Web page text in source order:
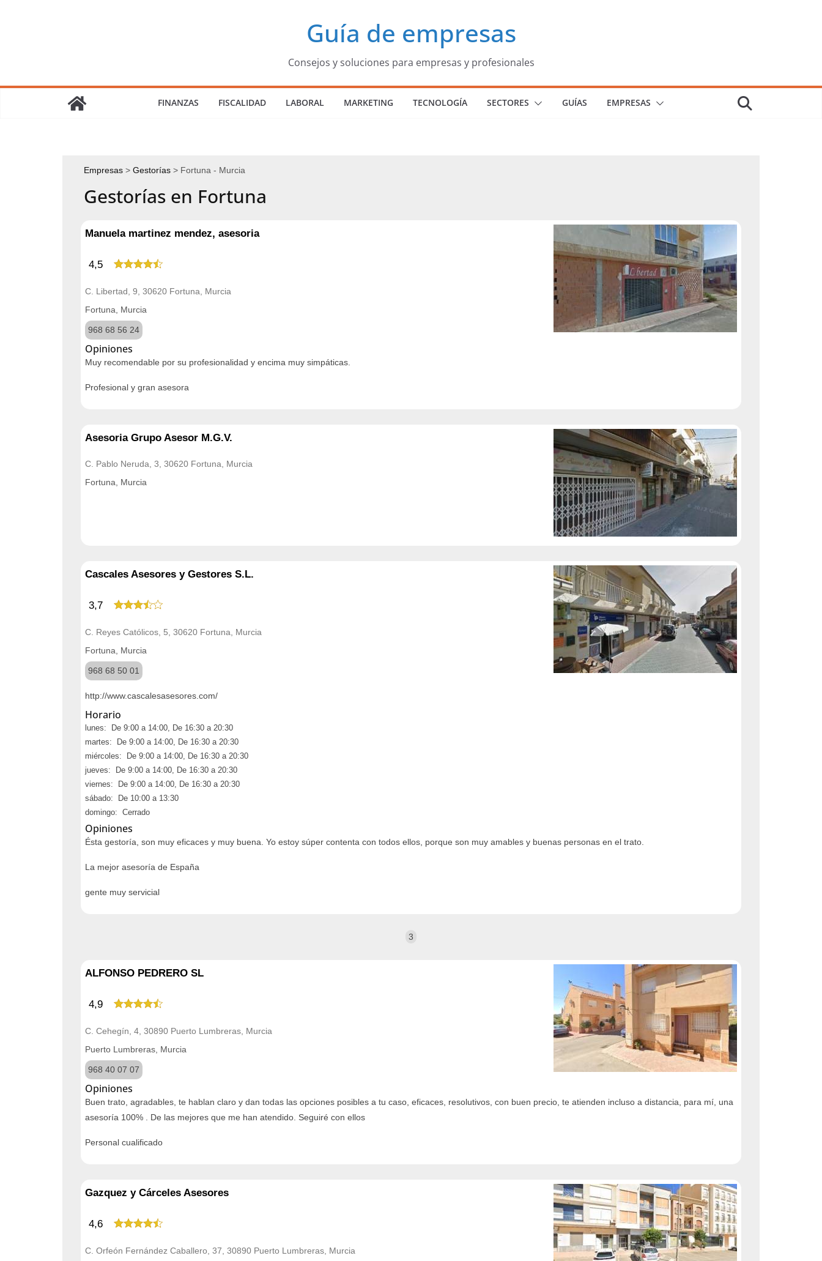
Guía de empresas
Consejos y soluciones para empresas y profesionales
FINANZAS FISCALIDAD LABORAL MARKETING TECNOLOGÍA SECTORES GUÍAS EMPRESAS
Empresas Gestorías Fortuna - Murcia
Gestorías en Fortuna
Manuela martinez mendez, asesoria
4,5
C. Libertad, 9, 30620 Fortuna, Murcia
Fortuna, Murcia
968 68 56 24
Opiniones
Muy recomendable por su profesionalidad y encima muy simpáticas.
Profesional y gran asesora
Asesoria Grupo Asesor M.G.V.
C. Pablo Neruda, 3, 30620 Fortuna, Murcia
Fortuna, Murcia
Cascales Asesores y Gestores S.L.
3,7
C. Reyes Católicos, 5, 30620 Fortuna, Murcia
Fortuna, Murcia
968 68 50 01
http://www.cascalesasesores.com/
Horario
lunes: De 9:00 a 14:00, De 16:30 a 20:30
martes: De 9:00 a 14:00, De 16:30 a 20:30
miércoles: De 9:00 a 14:00, De 16:30 a 20:30
jueves: De 9:00 a 14:00, De 16:30 a 20:30
viernes: De 9:00 a 14:00, De 16:30 a 20:30
sábado: De 10:00 a 13:30
domingo: Cerrado
Opiniones
Ésta gestoría, son muy eficaces y muy buena. Yo estoy súper contenta con todos ellos, porque son muy amables y buenas personas en el trato.
La mejor asesoría de España
gente muy servicial
3
ALFONSO PEDRERO SL
4,9
C. Cehegín, 4, 30890 Puerto Lumbreras, Murcia
Puerto Lumbreras, Murcia
968 40 07 07
Opiniones
Buen trato, agradables, te hablan claro y dan todas las opciones posibles a tu caso, eficaces, resolutivos, con buen precio, te atienden incluso a distancia, para mí, una
asesoría 100% . De las mejores que me han atendido. Seguiré con ellos
Personal cualificado
Gazquez y Cárceles Asesores
4,6
C. Orfeón Fernández Caballero, 37, 30890 Puerto Lumbreras, Murcia